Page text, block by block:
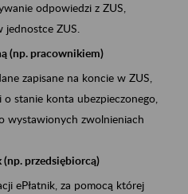
odpowiedzi z ZUS,
jednostce ZUS.
(np. pracownikiem)
zapisane na koncie w ZUS,
stanie konta ubezpieczonego,
wystawionych zwolnieniach
(np. przedsiębiorcą)
ePłatnik, za pomocą której